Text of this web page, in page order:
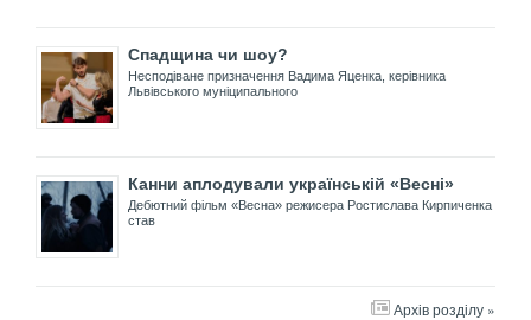
Спадщина чи шоу?
Несподіване призначення Вадима Яценка, керівника
Львівського муніципального
Канни аплодували українській «Весні»
Дебютний фільм «Весна» режисера Ростислава Кирпиченка
став
Архів розділу »